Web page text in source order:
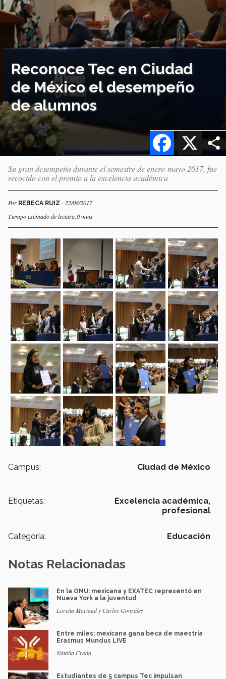
Reconoce Tec en Ciudad
de México el desempeño
de alumnos
X
Facebook
Su gran desempeño durante el semestre de enero-mayo 2017, fue
recocido con el premio a la excelencia académica
Por REBECA RUIZ - 22/08/2017
Tiempo estimado de lectura:0 mins
Campus: Ciudad de México
Etiquetas:
Excelencia académica,
profesional
Categoría: Educación
Notas Relacionadas
En la ONU: mexicana y EXATEC representó en
Nueva York a la juventud
Loretta Mariaud y Carlos González
Entre miles: mexicana gana beca de maestría
Erasmus Mundus LIVE
Natalia Croda
Estudiantes de 5 campus Tec impulsan